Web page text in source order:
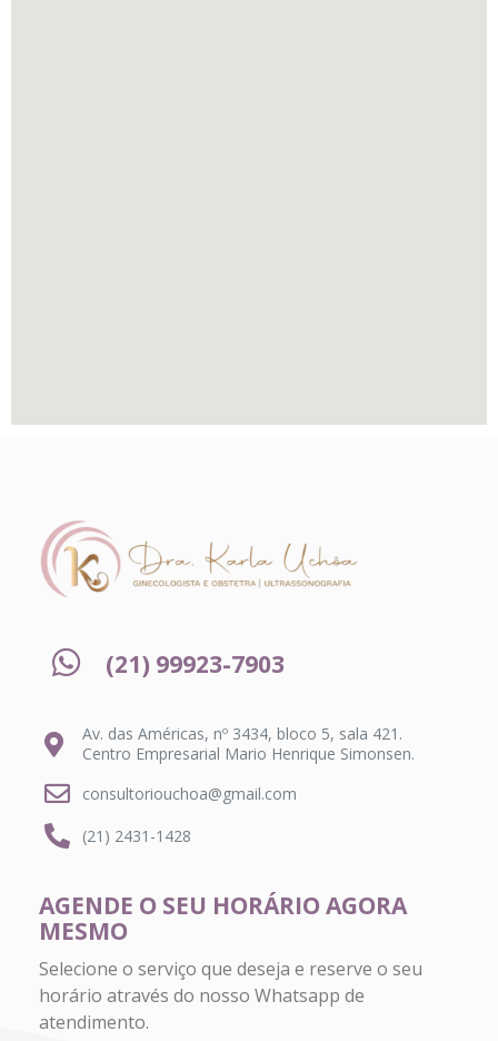
(21) 99923-7903
Av. das Américas, nº 3434, bloco 5, sala 421.
Centro Empresarial Mario Henrique Simonsen.
consultoriouchoa@gmail.com
(21) 2431-1428
AGENDE O SEU HORÁRIO AGORA
MESMO
Selecione o serviço que deseja e reserve o seu
horário através do nosso Whatsapp de
atendimento.